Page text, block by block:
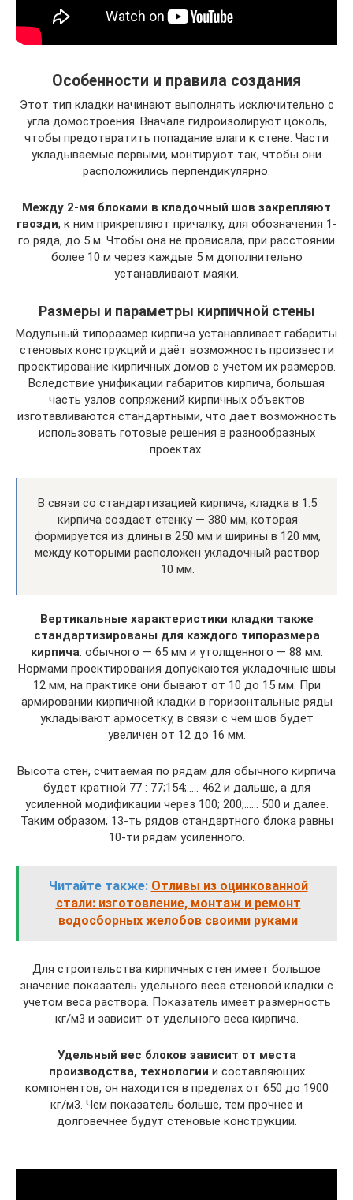
Особенности и правила создания
Этот тип кладки начинают выполнять исключительно с
угла домостроения. Вначале гидроизолируют цоколь,
чтобы предотвратить попадание влаги к стене. Части
укладываемые первыми, монтируют так, чтобы они
расположились перпендикулярно.
Между 2-мя блоками в кладочный шов закрепляют
гвозди, к ним прикрепляют причалку, для обозначения 1-
го ряда, до 5 м. Чтобы она не провисала, при расстоянии
более 10 м через каждые 5 м дополнительно
устанавливают маяки.
Размеры и параметры кирпичной стены
Модульный типоразмер кирпича устанавливает габариты
стеновых конструкций и даёт возможность произвести
проектирование кирпичных домов с учетом их размеров.
Вследствие унификации габаритов кирпича, большая
часть узлов сопряжений кирпичных объектов
изготавливаются стандартными, что дает возможность
использовать готовые решения в разнообразных
проектах.
В связи со стандартизацией кирпича, кладка в 1.5
кирпича создает стенку — 380 мм, которая
формируется из длины в 250 мм и ширины в 120 мм,
между которыми расположен укладочный раствор
10 мм.
Вертикальные характеристики кладки также
стандартизированы для каждого типоразмера
кирпича: обычного — 65 мм и утолщенного — 88 мм.
Нормами проектирования допускаются укладочные швы
12 мм, на практике они бывают от 10 до 15 мм. При
армировании кирпичной кладки в горизонтальные ряды
укладывают армосетку, в связи с чем шов будет
увеличен от 12 до 16 мм.
Высота стен, считаемая по рядам для обычного кирпича
будет кратной 77 : 77;154;….. 462 и дальше, а для
усиленной модификации через 100; 200;…… 500 и далее.
Таким образом, 13-ть рядов стандартного блока равны
10-ти рядам усиленного.
Читайте также: Отливы из оцинкованной
стали: изготовление, монтаж и ремонт
водосборных желобов своими руками
Для строительства кирпичных стен имеет большое
значение показатель удельного веса стеновой кладки с
учетом веса раствора. Показатель имеет размерность
кг/м3 и зависит от удельного веса кирпича.
Удельный вес блоков зависит от места
производства, технологии и составляющих
компонентов, он находится в пределах от 650 до 1900
кг/м3. Чем показатель больше, тем прочнее и
долговечнее будут стеновые конструкции.